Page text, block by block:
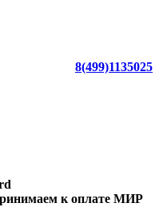
8(499)1135025